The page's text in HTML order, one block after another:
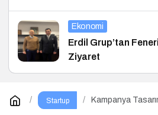
Ekonomi
Erdil Grup’tan
Ziyaret
Startup
Kampanya